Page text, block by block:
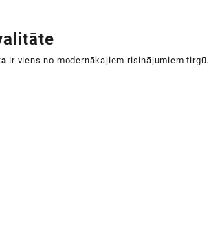
ir viens no modernākajiem risinājumiem tirgū.